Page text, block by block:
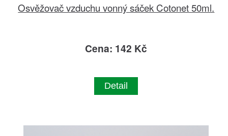
Osvěžovač vzduchu vonný sáček Cotonet 50ml.
Cena: 142 Kč
Detail